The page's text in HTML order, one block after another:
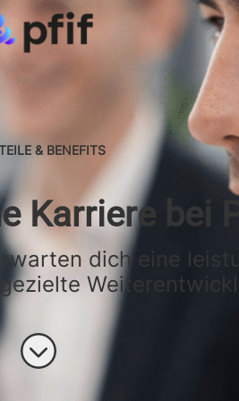
& BENEFITS
Karriere bei
dich eine
Zum Inhalt scrollen